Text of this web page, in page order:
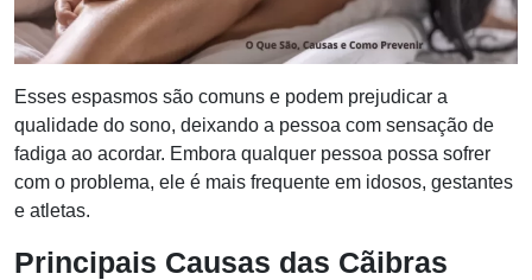
Esses espasmos são comuns e podem prejudicar a
qualidade do sono, deixando a pessoa com sensação de
fadiga ao acordar. Embora qualquer pessoa possa sofrer
com o problema, ele é mais frequente em idosos, gestantes
e atletas.
Principais Causas das Cãibras